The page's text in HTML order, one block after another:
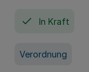
In Kraft
Verordnung